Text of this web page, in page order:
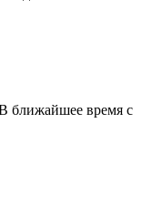
ближайшее время с